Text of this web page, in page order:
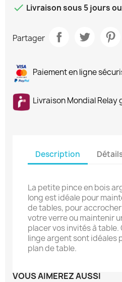
 Livraison sous 5 jours
Partager
Paiement en ligne
Livraison Mondial
Description
La petite pince en bois
long est idéale pour
de tables, pour
votre verre ou maintenir
placer vos invités à table.
linge argent sont idéales
plan de table.
VOUS AIMEREZ AUSSI